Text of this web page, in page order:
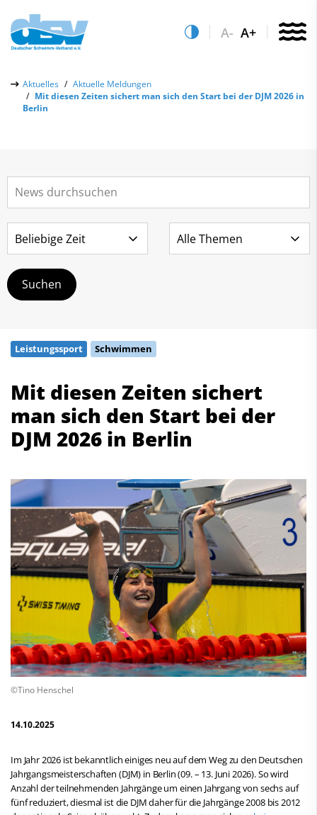
A- A+
Aktuelles
Aktuelle Meldungen
Mit diesen Zeiten sichert man sich den Start bei der DJM 2026 in
Berlin
Leistungssport Schwimmen
Mit diesen Zeiten sichert
man sich den Start bei der
DJM 2026 in Berlin
©Tino Henschel
14.10.2025
Im Jahr 2026 ist bekanntlich einiges neu auf dem Weg zu den Deutschen
Jahrgangsmeisterschaften (DJM) in Berlin (09. – 13. Juni 2026). So wird
Anzahl der teilnehmenden Jahrgänge um einen Jahrgang von sechs auf
fünf reduziert, diesmal ist die DJM daher für die Jahrgänge 2008 bis 2012
Über uns
Aktuelles
Leistungs- & Wettkampfsport
Schwimmen lernen
Sportentwicklung
Service
Vereinsfinder
Lizenzwesen
Zentrale Hinweisstelle
Anti-Doping
Recht auf sicheren Schwimmsport
Abteilungen
Freiwasserschwimmen
Wasserball
Synchronschwimmen
Masterssport
Deutscher Schwimm-Verband e.V.
Korbacher Straße 93
D-34132 Kassel
Fax: +49 561 94083-15
info@dsv.de